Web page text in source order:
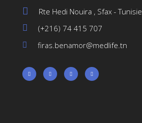
Rte Hedi Nouira , Sfax - Tunisie
(+216) 74 415 707
firas.benamor@medlife.tn